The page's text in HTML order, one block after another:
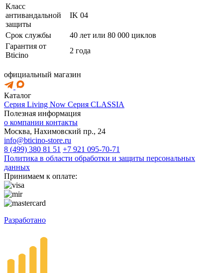
Класс
антивандальной
защиты
IK 04
Срок службы
40 лет или 80 000 циклов
Гарантия от
Bticino
2 года
официальный магазин
Каталог
Серия Living Now Серия CLASSIA
Полезная информация
о компании контакты
Москва, Нахимовский пр., 24
info@bticino-store.ru
8 (499) 380 81 51 +7 921 095-70-71
Политика в области обработки и защиты персональных
данных
Принимаем к оплате:
Разработано